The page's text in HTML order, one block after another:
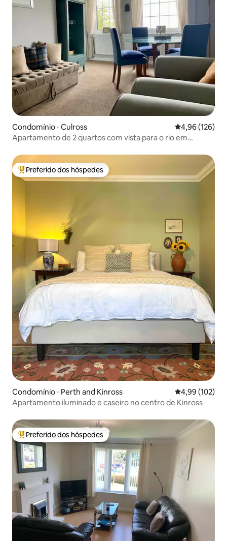
Condomínio ⋅ Culross 4,96 de uma
4,96 (126)
Apartamento de 2 quartos com vista para o rio em
Entre os melhores preferidos dos hóspedes
Preferido dos hóspedes
Condomínio ⋅ Perth and Kinross 4,99 de uma
4,99 (102)
Apartamento iluminado e caseiro no centro de Kinross
Entre os melhores preferidos dos hóspedes
Preferido dos hóspedes